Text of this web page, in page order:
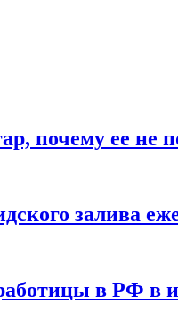
почему ее не
залива
в РФ в